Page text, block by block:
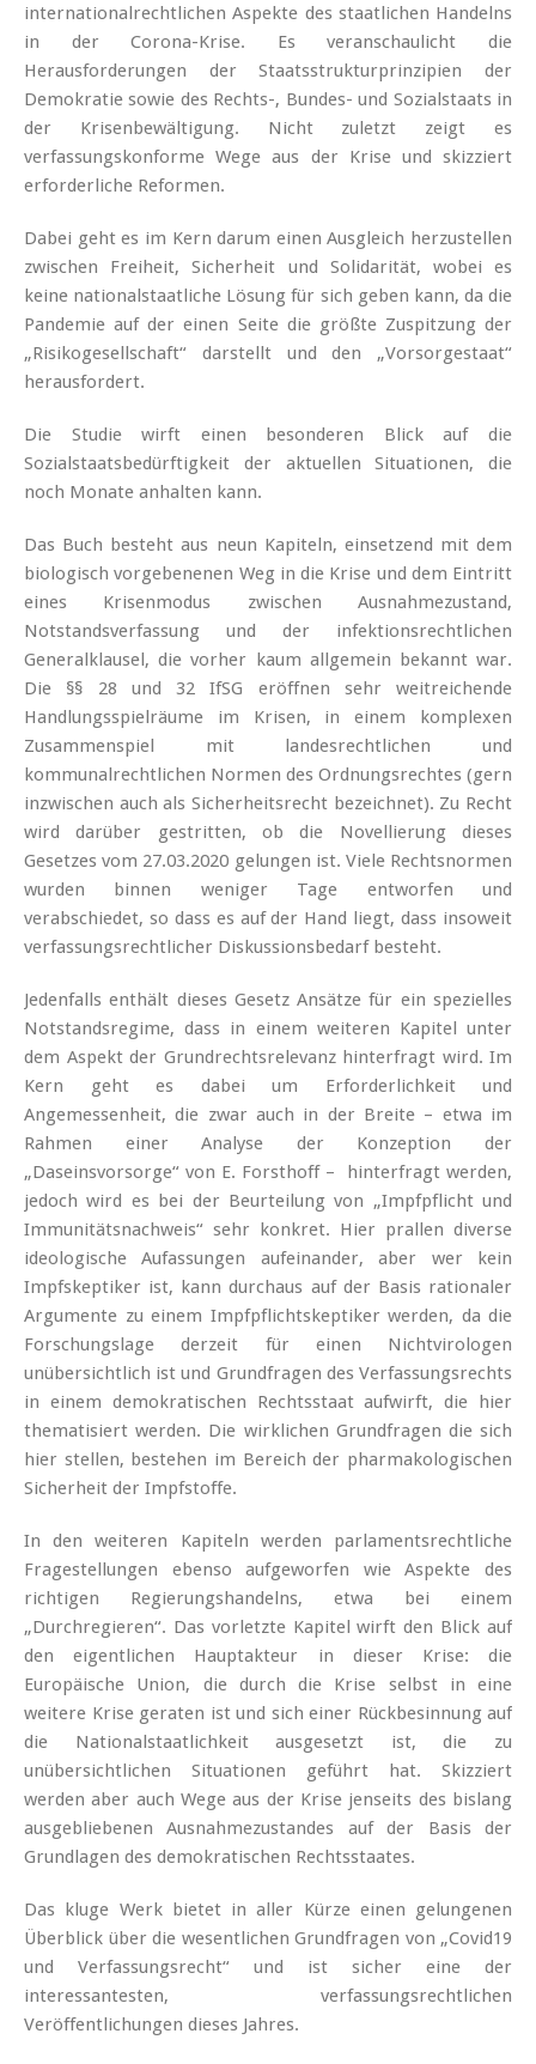
internationalrechtlichen Aspekte des staatlichen Handelns
in der Corona-Krise. Es veranschaulicht die
Herausforderungen der Staatsstruktur­prinzipien der
Demokratie sowie des Rechts-, Bundes- und Sozialstaats in
der Krisenbewältigung. Nicht zuletzt zeigt es
verfassungskonforme Wege aus der Krise und skizziert
erforderliche Reformen.
Dabei geht es im Kern darum einen Ausgleich herzustellen
zwischen Freiheit, Sicherheit und Solidarität, wobei es
keine nationalstaatliche Lösung für sich geben kann, da die
Pandemie auf der einen Seite die größte Zuspitzung der
„Risikogesellschaft“ darstellt und den „Vorsorgestaat“
herausfordert.
Die Studie wirft einen besonderen Blick auf die
Sozialstaatsbedürftigkeit der aktuellen Situationen, die
noch Monate anhalten kann.
Das Buch besteht aus neun Kapiteln, einsetzend mit dem
biologisch vorgebenenen Weg in die Krise und dem Eintritt
eines Krisenmodus zwischen Ausnahmezustand,
Notstandsverfassung und der infektionsrechtlichen
Generalklausel, die vorher kaum allgemein bekannt war.
Die §§ 28 und 32 IfSG eröffnen sehr weitreichende
Handlungsspielräume im Krisen, in einem komplexen
Zusammenspiel mit landesrechtlichen und
kommunalrechtlichen Normen des Ordnungsrechtes (gern
inzwischen auch als Sicherheitsrecht bezeichnet). Zu Recht
wird darüber gestritten, ob die Novellierung dieses
Gesetzes vom 27.03.2020 gelungen ist. Viele Rechtsnormen
wurden binnen weniger Tage entworfen und
verabschiedet, so dass es auf der Hand liegt, dass insoweit
verfassungsrechtlicher Diskussionsbedarf besteht.
Jedenfalls enthält dieses Gesetz Ansätze für ein spezielles
Notstandsregime, dass in einem weiteren Kapitel unter
dem Aspekt der Grundrechtsrelevanz hinterfragt wird. Im
Kern geht es dabei um Erforderlichkeit und
Angemessenheit, die zwar auch in der Breite – etwa im
Rahmen einer Analyse der Konzeption der
„Daseinsvorsorge“ von E. Forsthoff – hinterfragt werden,
jedoch wird es bei der Beurteilung von „Impfpflicht und
Immunitätsnachweis“ sehr konkret. Hier prallen diverse
ideologische Aufassungen aufeinander, aber wer kein
Impfskeptiker ist, kann durchaus auf der Basis rationaler
Argumente zu einem Impfpflichtskeptiker werden, da die
Forschungslage derzeit für einen Nichtvirologen
unübersichtlich ist und Grundfragen des Verfassungsrechts
in einem demokratischen Rechtsstaat aufwirft, die hier
thematisiert werden. Die wirklichen Grundfragen die sich
hier stellen, bestehen im Bereich der pharmakologischen
Sicherheit der Impfstoffe.
In den weiteren Kapiteln werden parlamentsrechtliche
Fragestellungen ebenso aufgeworfen wie Aspekte des
richtigen Regierungshandelns, etwa bei einem
„Durchregieren“. Das vorletzte Kapitel wirft den Blick auf
den eigentlichen Hauptakteur in dieser Krise: die
Europäische Union, die durch die Krise selbst in eine
weitere Krise geraten ist und sich einer Rückbesinnung auf
die Nationalstaatlichkeit ausgesetzt ist, die zu
unübersichtlichen Situationen geführt hat. Skizziert
werden aber auch Wege aus der Krise jenseits des bislang
ausgebliebenen Ausnahmezustandes auf der Basis der
Grundlagen des demokratischen Rechtsstaates.
Das kluge Werk bietet in aller Kürze einen gelungenen
Überblick über die wesentlichen Grundfragen von „Covid19
und Verfassungsrecht“ und ist sicher eine der
interessantesten, verfassungsrechtlichen
Veröffentlichungen dieses Jahres.